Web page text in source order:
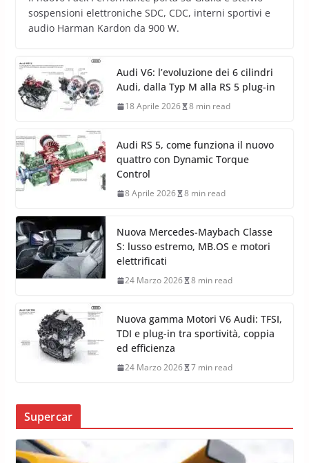
sospensioni elettroniche SDC, CDC, interni sportivi e
audio Harman Kardon da 900 W.
Audi V6: l’evoluzione dei 6 cilindri
Audi, dalla Typ M alla RS 5 plug-in
18 Aprile 2026 8 min read
Audi RS 5, come funziona il nuovo
quattro con Dynamic Torque
Control
8 Aprile 2026 8 min read
Nuova Mercedes-Maybach Classe
S: lusso estremo, MB.OS e motori
elettrificati
24 Marzo 2026 8 min read
Nuova gamma Motori V6 Audi: TFSI,
TDI e plug-in tra sportività, coppia
ed efficienza
24 Marzo 2026 7 min read
Supercar